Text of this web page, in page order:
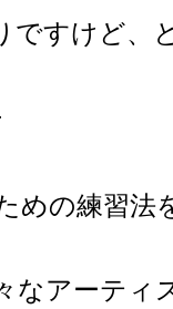
ですけど、
めの練習法
なアーティ